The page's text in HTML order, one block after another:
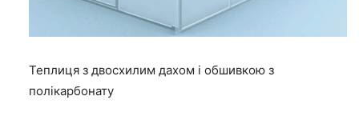
Теплиця з двосхилим дахом і обшивкою з
полікарбонату